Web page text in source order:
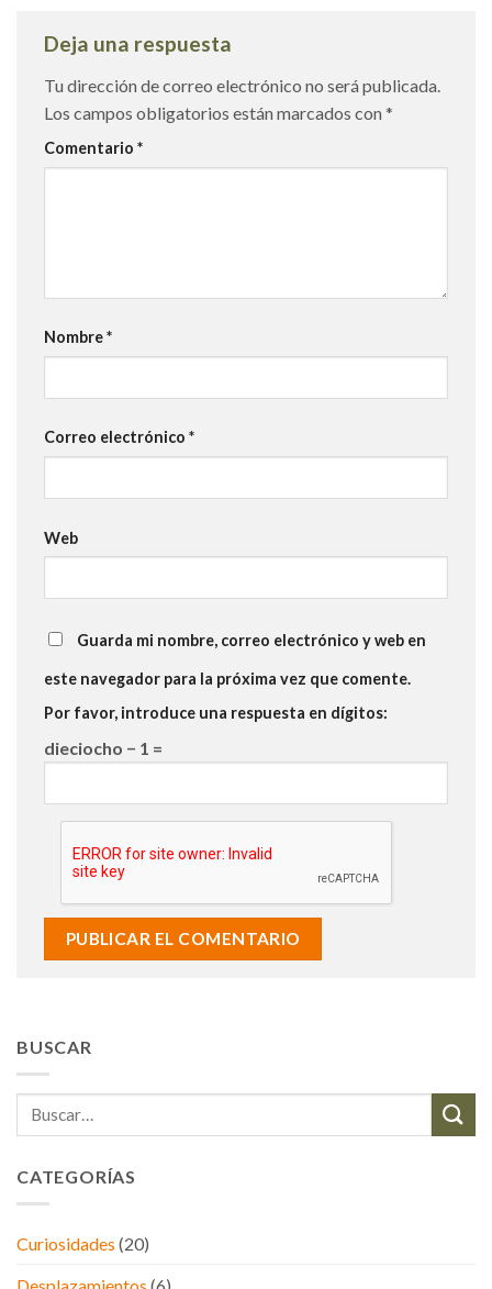
Deja una respuesta
Tu dirección de correo electrónico no será publicada.
Los campos obligatorios están marcados con *
Comentario *
Nombre*
Correo electrónico *
Web
Guarda mi nombre, correo electrónico y web en
este navegador para la próxima vez que comente.
Por favor, introduce una respuesta en dígitos:
dieciocho − 1 =
BUSCAR
CATEGORÍAS
Curiosidades (20)
Desplazamientos (6)